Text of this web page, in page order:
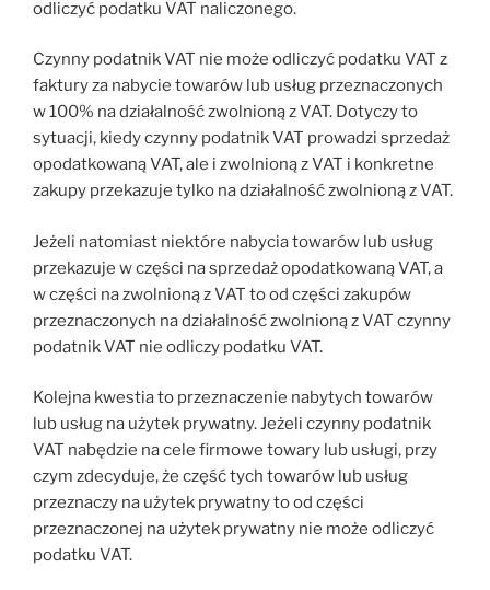
odliczyć podatku VAT naliczonego.
Czynny podatnik VAT nie może odliczyć podatku VAT z
faktury za nabycie towarów lub usług przeznaczonych
w 100% na działalność zwolnioną z VAT. Dotyczy to
sytuacji, kiedy czynny podatnik VAT prowadzi sprzedaż
opodatkowaną VAT, ale i zwolnioną z VAT i konkretne
zakupy przekazuje tylko na działalność zwolnioną z VAT.
Jeżeli natomiast niektóre nabycia towarów lub usług
przekazuje w części na sprzedaż opodatkowaną VAT, a
w części na zwolnioną z VAT to od części zakupów
przeznaczonych na działalność zwolnioną z VAT czynny
podatnik VAT nie odliczy podatku VAT.
Kolejna kwestia to przeznaczenie nabytych towarów
lub usług na użytek prywatny. Jeżeli czynny podatnik
VAT nabędzie na cele firmowe towary lub usługi, przy
czym zdecyduje, że część tych towarów lub usług
przeznaczy na użytek prywatny to od części
przeznaczonej na użytek prywatny nie może odliczyć
podatku VAT.